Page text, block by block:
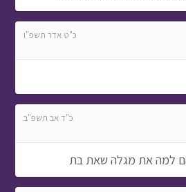
כ"ט אדר תשפ"ו
כ"ד אב תשפ"ב